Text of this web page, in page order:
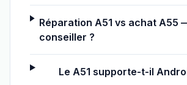
Réparation A51 vs achat A55
conseiller ?
Le A51 supporte-t-il